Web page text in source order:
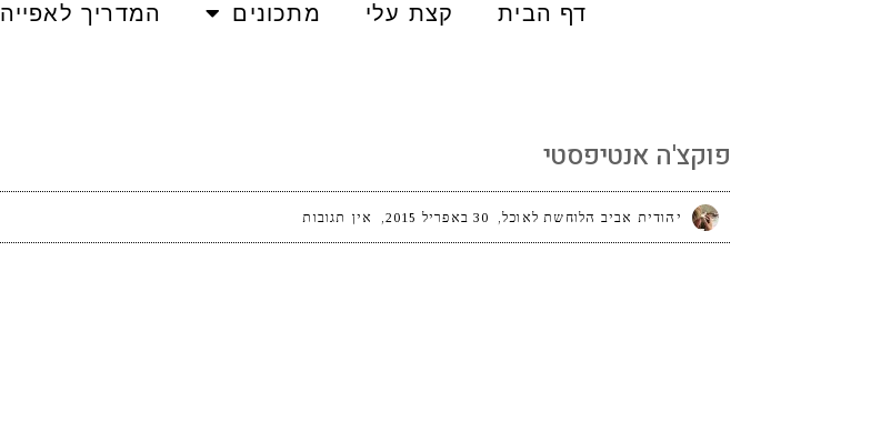
דף הבית קצת עלי מתכונים המדריך לאפייה
פוקצ'ה אנטיפסטי
יהודית אביב הלוחשת לאוכל 30 באפריל 2015 אין תגובות